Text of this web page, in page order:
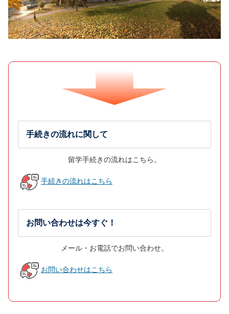
手続きの流れに関して
留学手続きの流れはこちら。
手続きの流れはこちら
お問い合わせは今すぐ！
メール・お電話でお問い合わせ。
お問い合わせはこちら